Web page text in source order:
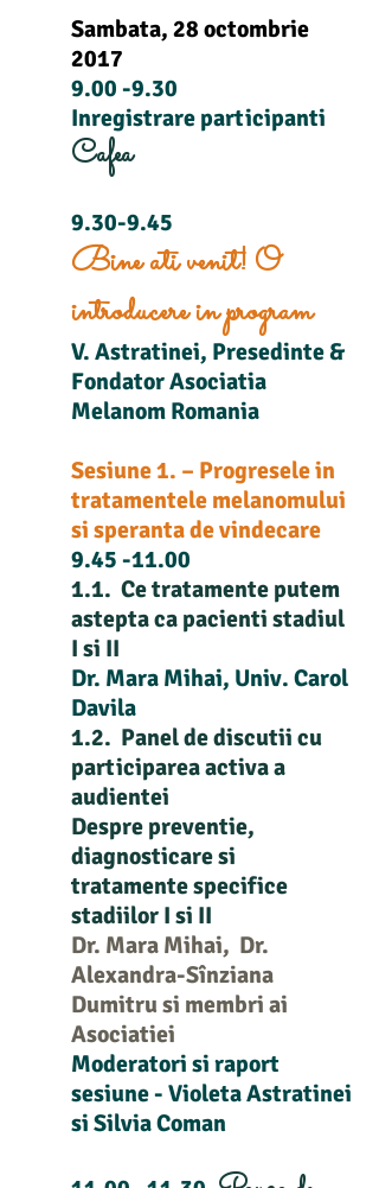
Sambata, 28 octombrie
2017
9.00 -9.30
Inregistrare participanti
Cafea
9.30-9.45
Bine ati venit! O
introducere in program
V. Astratinei, Presedinte &
Fondator Asociatia
Melanom Romania
Sesiune 1. – Progresele in
tratamentele melanomului
si speranta de vindecare
9.45 -11.00
1.1. Ce tratamente putem
astepta ca pacienti stadiul
I si II
Dr. Mara Mihai, Univ. Carol
Davila
1.2. Panel de discutii cu
participarea activa a
audientei
Despre preventie,
diagnosticare si
tratamente specifice
stadiilor I si II
Dr. Mara Mihai, Dr.
Alexandra-Sînziana
Dumitru si membri ai
Asociatiei
Moderatori si raport
sesiune - Violeta Astratinei
si Silvia Coman